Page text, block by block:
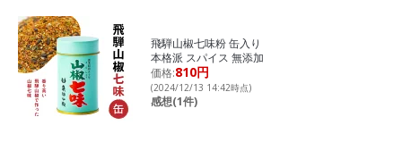
飛騨山椒七味粉 缶入り
本格派 スパイス 無添加
価格:810円
(2024/12/13 14:42時点)
感想(1件)